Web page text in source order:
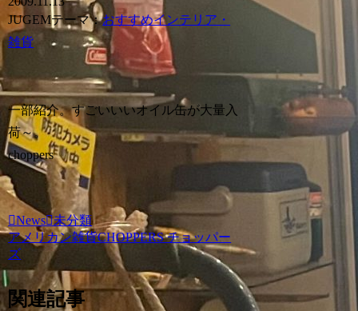
JUGEMテーマ：おすすめインテリア・
雑貨
一部紹介。すごいいいオイル缶が大量入
荷～。
choppers
News 未分類
アメリカン雑貨CHOPPERS チョッパー
ズ
関連記事